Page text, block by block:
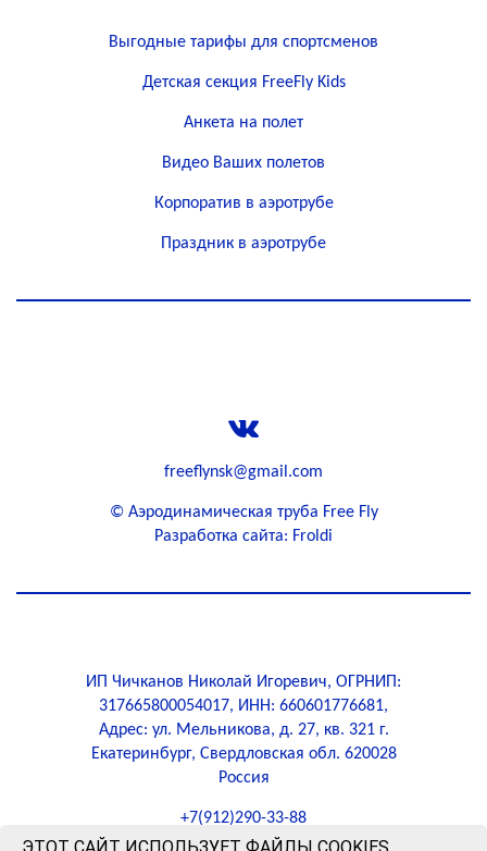
Выгодные тарифы для спортсменов
Детская секция FreeFly Kids
Анкета на полет
Видео Ваших полетов
Корпоратив в аэротрубе
Праздник в аэротрубе
freeflynsk@gmail.com
© Аэродинамическая труба Free Fly
Разработка сайта: Froldi
ИП Чичканов Николай Игоревич, ОГРНИП:
317665800054017, ИНН: 660601776681,
Адрес: ул. Мельникова, д. 27, кв. 321 г.
Екатеринбург, Свердловская обл. 620028
Россия
+7(912)290-33-88